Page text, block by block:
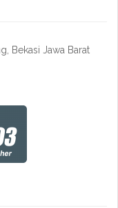
Bekasi Jawa Barat